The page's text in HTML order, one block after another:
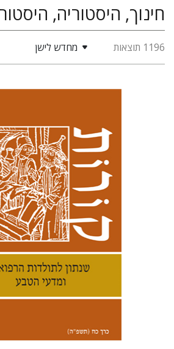
1196 תוצאות מחדש לישן
קנת קולינס
הנחת אתר ספר מודפס
$42
$38